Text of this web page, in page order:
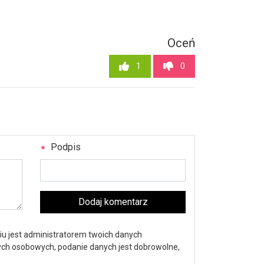
Oceń
1 0
Podpis
Dodaj komentarz
jest administratorem twoich danych
osobowych, podanie danych jest dobrowolne,